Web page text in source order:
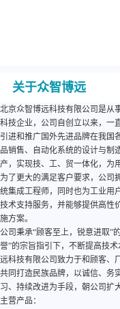
关于众智博远
北京众智博远科技有限公司是从
科技企业，公司自创立以来，一
引进和推广国外先进品牌在我国
品销售、自动化系统的设计与制
产，实现技、工、贸一体化，为
为了更大的满足客户要求，公司
统集成工程师，同时也为工业用
技术支持服务，并能够提供高性
施方案。
公司秉承“顾客至上，锐意进取”
誉”的宗旨指引下，不断提高技
远科技有限公司致力于和顾客、
共同打造民族品牌，以诚信、务
习、持续改进为手段，朝公司扩
主营产品：